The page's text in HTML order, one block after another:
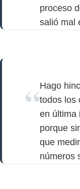
proceso
salió mal
Hago
todos los
en última
porque
que
números